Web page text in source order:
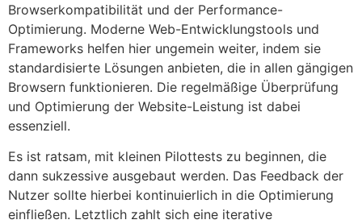
Browserkompatibilität und der Performance-
Optimierung. Moderne Web-Entwicklungstools und
Frameworks helfen hier ungemein weiter, indem sie
standardisierte Lösungen anbieten, die in allen gängigen
Browsern funktionieren. Die regelmäßige Überprüfung
und Optimierung der Website-Leistung ist dabei
essenziell.
Es ist ratsam, mit kleinen Pilottests zu beginnen, die
dann sukzessive ausgebaut werden. Das Feedback der
Nutzer sollte hierbei kontinuierlich in die Optimierung
einfließen. Letztlich zahlt sich eine iterative